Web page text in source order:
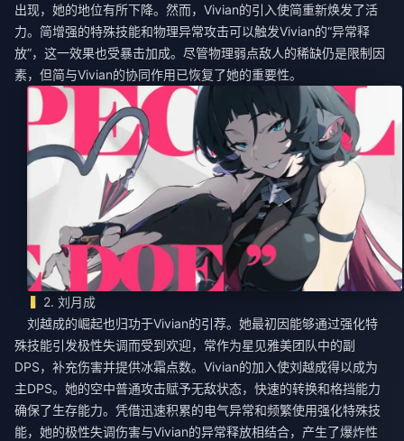
出现，她的地位有所下降。然而，Vivian的引入使简重新焕发了活
力。简增强的特殊技能和物理异常攻击可以触发Vivian的“异常释
放”，这一效果也受暴击加成。尽管物理弱点敌人的稀缺仍是限制因
素，但简与Vivian的协同作用已恢复了她的重要性。
2. 刘月成
刘越成的崛起也归功于Vivian的引荐。她最初因能够通过强化特
殊技能引发极性失调而受到欢迎，常作为星见雅美团队中的副
DPS，补充伤害并提供冰霜点数。Vivian的加入使刘越成得以成为
主DPS。她的空中普通攻击赋予无敌状态，快速的转换和格挡能力
确保了生存能力。凭借迅速积累的电气异常和频繁使用强化特殊技
能，她的极性失调伤害与Vivian的异常释放相结合，产生了爆炸性